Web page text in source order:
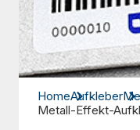
HomeAufkleber
Metall-Effekt-